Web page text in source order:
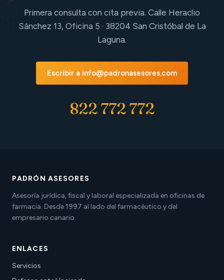
Primera consulta con cita previa. Calle Heraclio
Sánchez 13, Oficina 5 · 38204 San Cristóbal de La
Laguna.
Escribir a info@padronasesores.com
822 772 772
PADRÓN ASESORES
Asesoría jurídica, fiscal y laboral especializada en oficinas de
farmacia. Desde 1997 al lado del farmacéutico y del
empresario canario.
ENLACES
Servicios